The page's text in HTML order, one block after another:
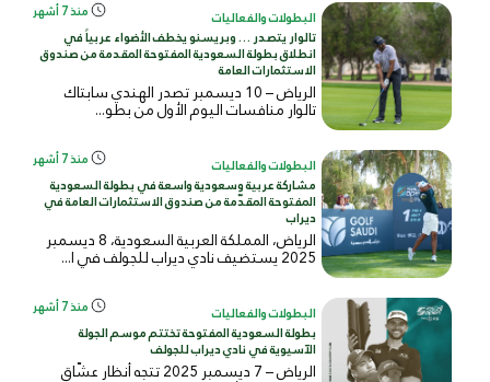
البطولات والفعاليات منذ 7 أشهر
تالوار يتصدر … وبريسنو يخطف الأضواء عربياً في
انطلاق بطولة السعودية المفتوحة المقدمة من صندوق
الاستثمارات العامة
الرياض – 10 ديسمبر تصدر الهندي سابتاك
تالوار منافسات اليوم الأول من بطو...
البطولات والفعاليات منذ 7 أشهر
مشاركة عربية وسعودية واسعة في بطولة السعودية
المفتوحة المقدّمة من صندوق الاستثمارات العامة في
ديراب
الرياض، المملكة العربية السعودية، 8 ديسمبر
2025 يستضيف نادي ديراب للجولف في ا...
البطولات والفعاليات منذ 7 أشهر
بطولة السعودية المفتوحة تختتم موسم الجولة
الآسيوية في نادي ديراب للجولف
الرياض – 7 ديسمبر 2025 تتجه أنظار عشّاق